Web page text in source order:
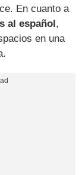
En cuanto a
al español ,
en una